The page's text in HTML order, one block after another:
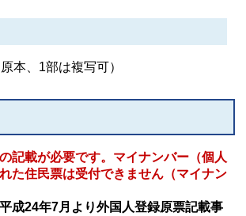
、1部は複写可）
記載が必要です。マイナンバー（個人
た住民票は受付できません（マイナン
成24年7月より外国人登録原票記載事